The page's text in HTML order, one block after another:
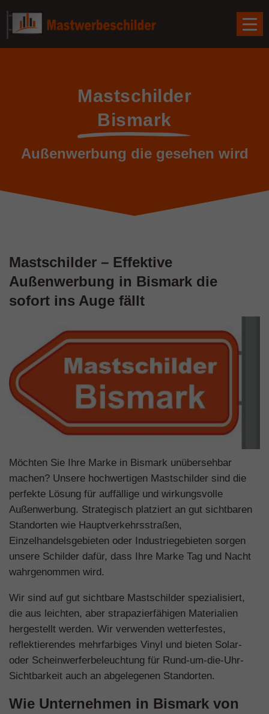
Mastschilder
Bismark
Außenwerbung die gesehen wird
Mastschilder – Effektive
Außenwerbung in Bismark die
sofort ins Auge fällt
Möchten Sie Ihre Marke in Bismark unübersehbar
machen? Unsere hochwertigen Mastschilder sind die
perfekte Lösung für auffällige und wirkungsvolle
Außenwerbung. Strategisch platziert an gut sichtbaren
Standorten wie Hauptverkehrsstraßen,
Einzelhandelsgebieten oder Industriegebieten sorgen
unsere Schilder dafür, dass Ihre Marke Tag und Nacht
wahrgenommen wird.
Wir sind auf gut sichtbare Mastschilder spezialisiert,
die aus leichten, aber strapazierfähigen Materialien
hergestellt werden. Wir verwenden wetterfestes,
reflektierendes mehrfarbiges Vinyl und bieten Solar-
oder Scheinwerferbeleuchtung für Rund-um-die-Uhr-
Sichtbarkeit auch an abgelegenen Standorten.
Wie Unternehmen in Bismark von